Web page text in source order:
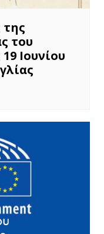
του
Ιουνίου